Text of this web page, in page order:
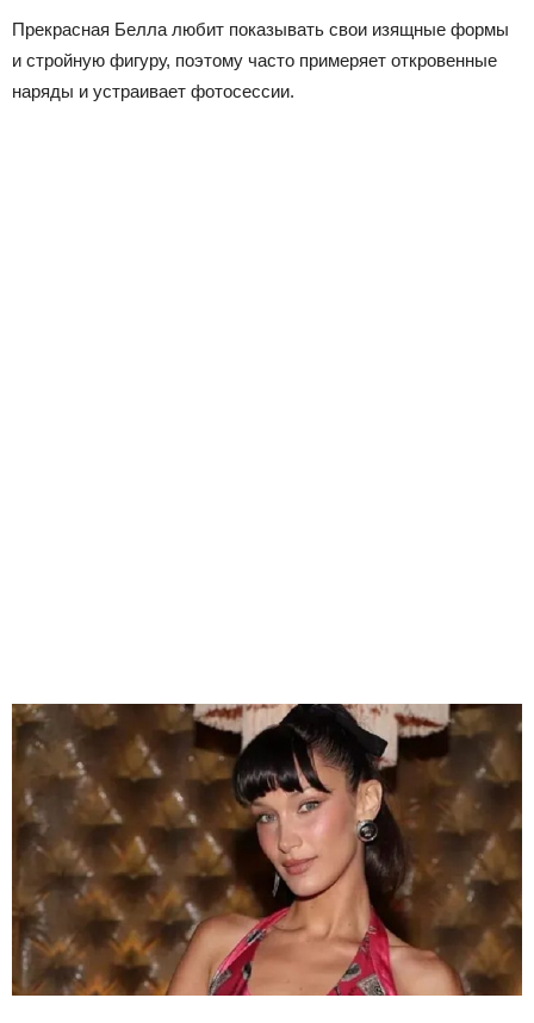
Прекрасная Белла любит показывать свои изящные формы
и стройную фигуру, поэтому часто примеряет откровенные
наряды и устраивает фотосессии.